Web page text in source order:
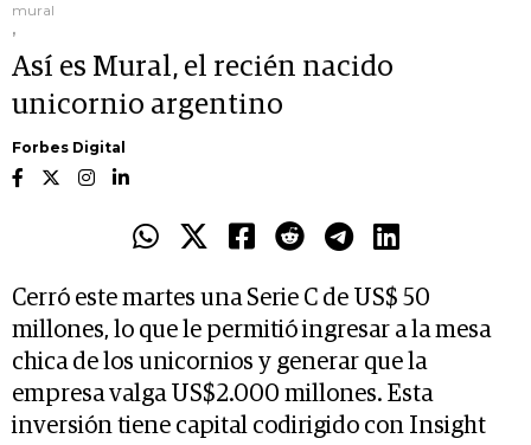
mural
,
Así es Mural, el recién nacido
unicornio argentino
Forbes Digital
Cerró este martes una Serie C de US$ 50
millones, lo que le permitió ingresar a la mesa
chica de los unicornios y generar que la
empresa valga US$2.000 millones. Esta
inversión tiene capital codirigido con Insight